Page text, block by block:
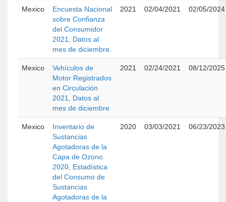
Mexico
Encuesta Nacional
sobre Confianza
del Consumidor
2021, Datos al
mes de diciembre.
2021 02/04/2021 02/05/2024
Mexico
Vehículos de
Motor Registrados
en Circulación
2021, Datos al
mes de diciembre
2021 02/24/2021 08/12/2025
Mexico
Inventario de
Sustancias
Agotadoras de la
Capa de Ozono
2020, Estadística
del Consumo de
Sustancias
Agotadoras de la
2020 03/03/2021 06/23/2023